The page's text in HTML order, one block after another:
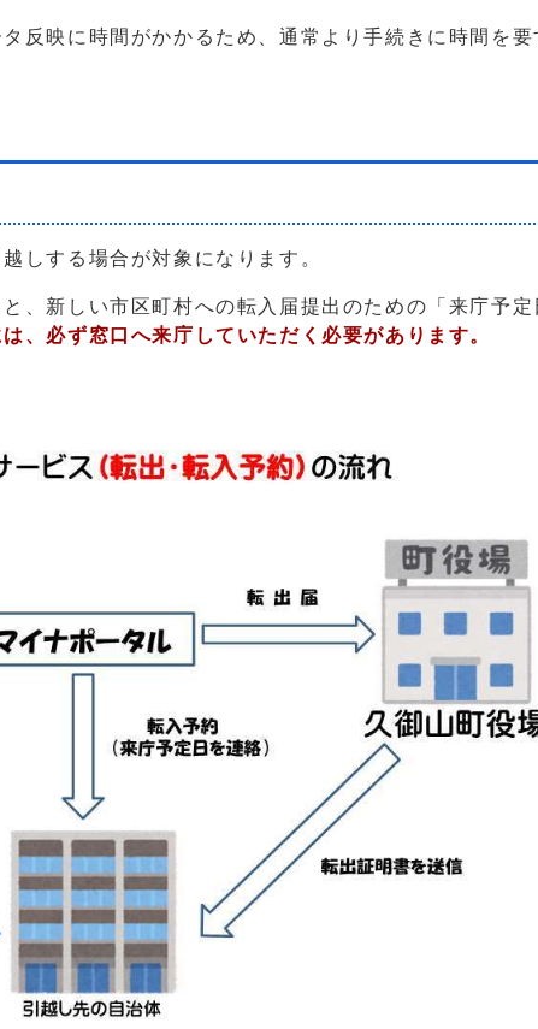
反映に時間がかかるため、通常より手続きに時間を要
しする場合が対象になります。
、新しい市区町村への転入届提出のための「来庁予定
、必ず窓口へ来庁していただく必要があります。